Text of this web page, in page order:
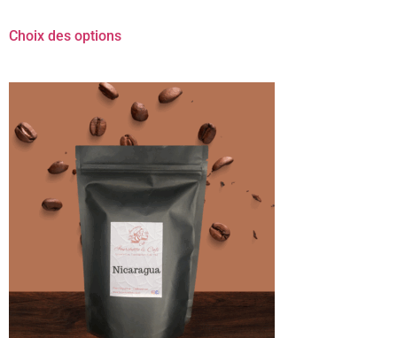
Choix des options